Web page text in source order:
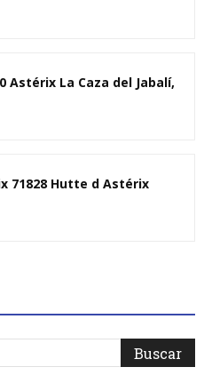
Astérix La Caza del Jabalí,
71828 Hutte d Astérix